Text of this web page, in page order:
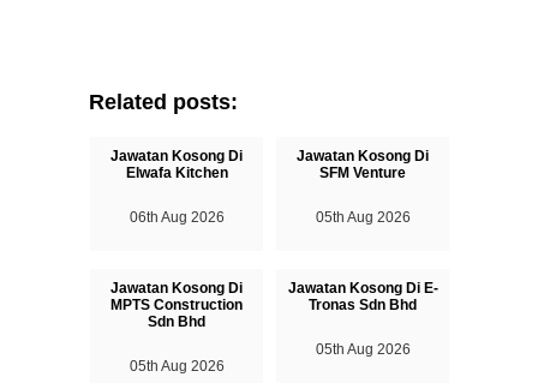
Related posts:
Jawatan Kosong Di
Elwafa Kitchen
06th Aug 2026
Jawatan Kosong Di
SFM Venture
05th Aug 2026
Jawatan Kosong Di
MPTS Construction
Sdn Bhd
05th Aug 2026
Jawatan Kosong Di E-
Tronas Sdn Bhd
05th Aug 2026